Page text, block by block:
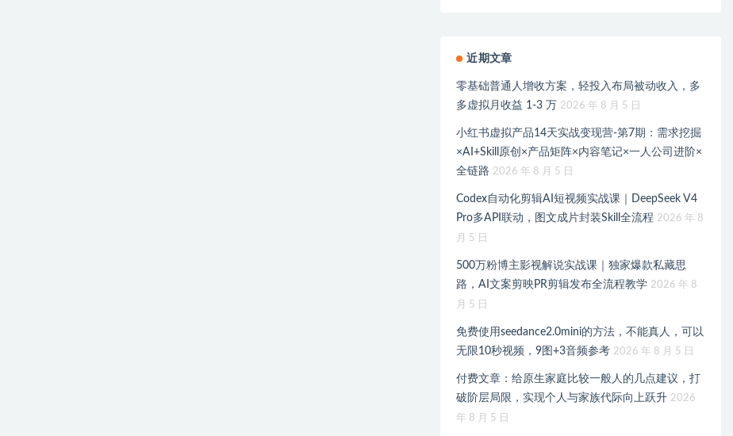
近期文章
零基础普通人增收方案，轻投入布局被动收入，多
多虚拟月收益 1-3 万 2026 年 8 月 5 日
小红书虚拟产品14天实战变现营-第7期：需求挖掘
×AI+Skill原创×产品矩阵×内容笔记×一人公司进阶×
全链路 2026 年 8 月 5 日
Codex自动化剪辑AI短视频实战课｜DeepSeek V4
Pro多API联动，图文成片封装Skill全流程 2026 年 8
月 5 日
500万粉博主影视解说实战课｜独家爆款私藏思
路，AI文案剪映PR剪辑发布全流程教学 2026 年 8
月 5 日
免费使用seedance2.0mini的方法，不能真人，可以
无限10秒视频，9图+3音频参考 2026 年 8 月 5 日
付费文章：给原生家庭比较一般人的几点建议，打
破阶层局限，实现个人与家族代际向上跃升 2026
年 8 月 5 日